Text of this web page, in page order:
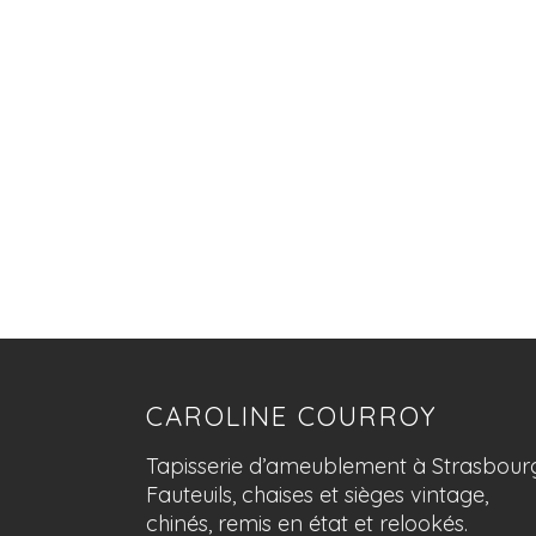
CAROLINE COURROY
Tapisserie d’ameublement à
Fauteuils, chaises et sièges vintage,
chinés, remis en état et relookés.